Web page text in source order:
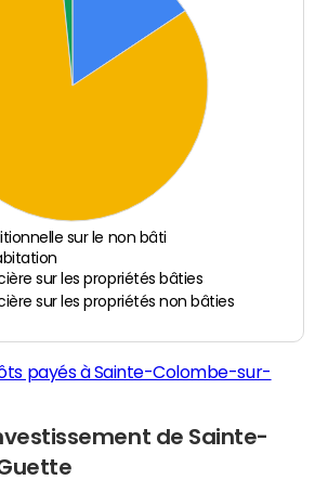
sur le non bâti
sur les propriétés bâties
sur les propriétés non bâties
payés à Sainte-Colombe-sur-
de Sainte-